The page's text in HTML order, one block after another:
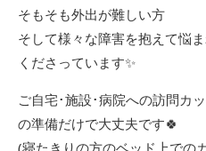
そもそも外出が難しい方
そして様々な障害を抱えて悩
くださっています✨
ご自宅･施設･病院への訪問カ
の準備だけで大丈夫です🍀
(寝たきりの方のベッド上での